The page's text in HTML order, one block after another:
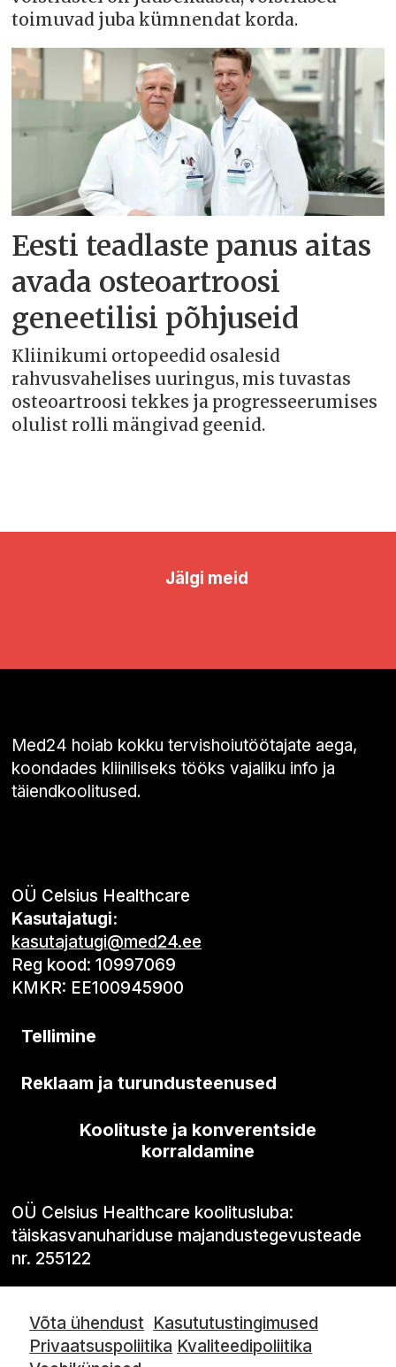
toimuvad juba kümnendat korda.
Eesti teadlaste panus aitas
avada osteoartroosi
geneetilisi põhjuseid
Kliinikumi ortopeedid osalesid
rahvusvahelises uuringus, mis tuvastas
osteoartroosi tekkes ja progresseerumises
olulist rolli mängivad geenid.
Jälgi meid
Med24 hoiab kokku tervishoiutöötajate aega,
koondades kliiniliseks tööks vajaliku info ja
täiendkoolitused.
OÜ Celsius Healthcare
Kasutajatugi:
kasutajatugi@med24.ee
Reg kood: 10997069
KMKR: EE100945900
Tellimine
Reklaam ja turundusteenused
Koolituste ja konverentside
korraldamine
OÜ Celsius Healthcare koolitusluba:
täiskasvanuhariduse majandustegevusteade
nr. 255122
Võta ühendust Kasututustingimused
Privaatsuspoliitika Kvaliteedipoliitika